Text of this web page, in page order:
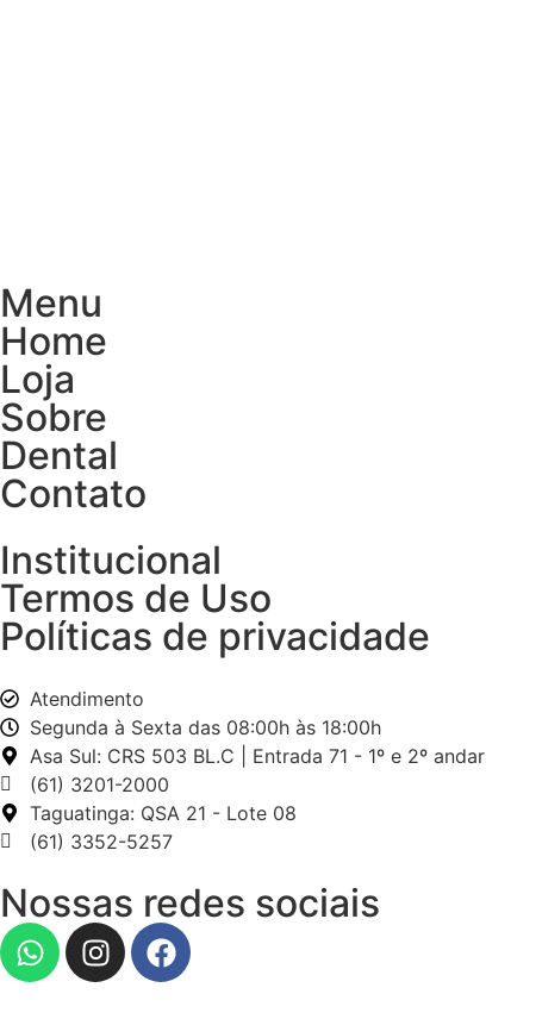
Menu
Home
Loja
Sobre
Dental
Contato
Institucional
Termos de Uso
Políticas de privacidade
Atendimento
Segunda à Sexta das 08:00h às 18:00h
Asa Sul: CRS 503 BL.C | Entrada 71 - 1º e 2º andar
(61) 3201-2000
Taguatinga: QSA 21 - Lote 08
(61) 3352-5257
Nossas redes sociais